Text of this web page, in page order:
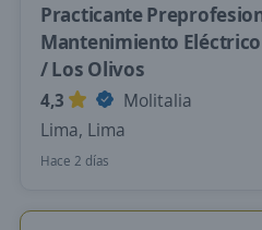
Practicante
Mantenimiento
/ Los Olivos
4,3
Molitalia
Lima, Lima
Hace 2 días